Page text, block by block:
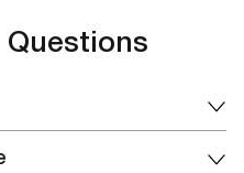
Questions
Audio in den Vereinigten